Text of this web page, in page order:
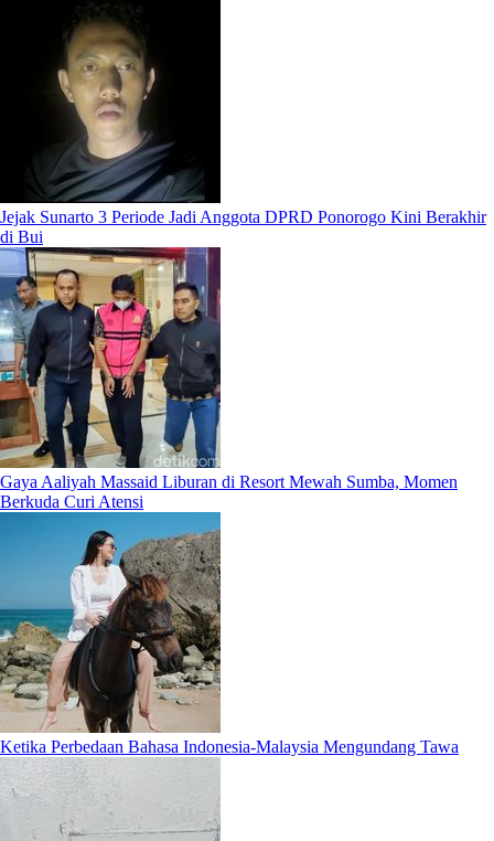
Jejak Sunarto 3 Periode Jadi Anggota DPRD Ponorogo Kini Berakhir
di Bui
Gaya Aaliyah Massaid Liburan di Resort Mewah Sumba, Momen
Berkuda Curi Atensi
Ketika Perbedaan Bahasa Indonesia-Malaysia Mengundang Tawa